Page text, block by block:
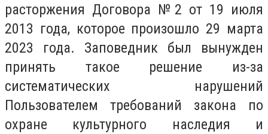
расторжения Договора №2 от 19 июля
2013 года, которое произошло 29 марта
2023 года. Заповедник был вынужден
принять такое решение из-за
систематических нарушений
Пользователем требований закона по
охране культурного наследия и